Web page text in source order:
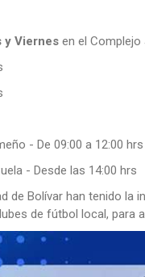
y Viernes en el
- De 09:00 a 12:00 hrs
- Desde las 14:00 hrs
de Bolívar han tenido
de fútbol local, para